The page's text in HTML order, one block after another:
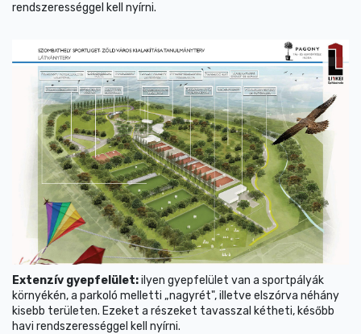
rendszerességgel kell nyírni.
Extenzív gyepfelület:ilyen gyepfelület van a sportpályák
környékén, a parkoló melletti „nagyrét", illetve elszórva néhány
kisebb területen. Ezeket a részeket tavasszal kétheti, később
havi rendszerességgel kell nyírni.